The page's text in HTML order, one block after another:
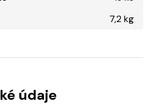
7,2 kg
údaje